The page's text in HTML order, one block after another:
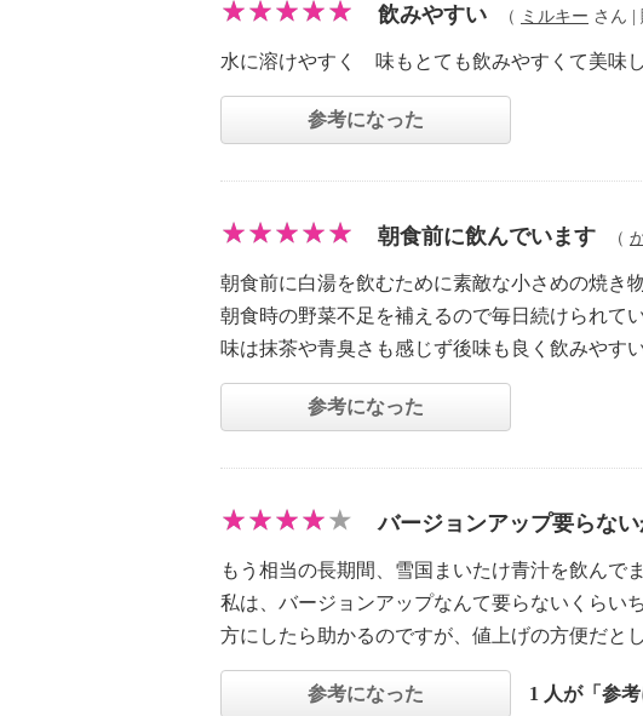
飲みやすい （ ミルキー さん |
水に溶けやすく 味もとても飲みやすくて美味
参考になった
朝食前に飲んでいます （
朝食前に白湯を飲むために素敵な小さめの焼き
朝食時の野菜不足を補えるので毎日続けられて
味は抹茶や青臭さも感じず後味も良く飲みやす
参考になった
バージョンアップ要らない
もう相当の長期間、雪国まいたけ青汁を飲んで
私は、バージョンアップなんて要らないくらい
方にしたら助かるのですが、値上げの方便だと
参考になった 1 人が「参